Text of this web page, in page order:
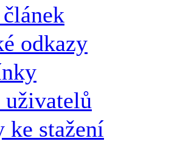
odkazy
uživatelů
ke stažení